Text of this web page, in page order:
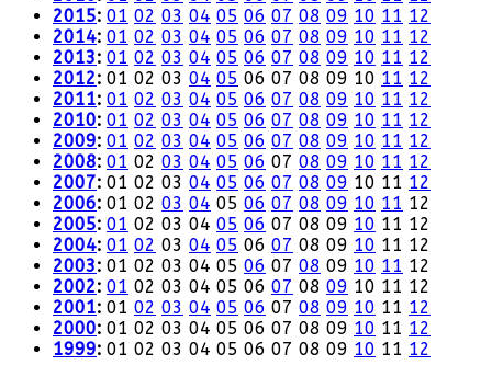
2015: 01 02 03 04 05 06 07 08 09 10 11 12
2014: 01 02 03 04 05 06 07 08 09 10 11 12
2013: 01 02 03 04 05 06 07 08 09 10 11 12
2012: 01 02 03 04 05 06 07 08 09 10 11 12
2011: 01 02 03 04 05 06 07 08 09 10 11 12
2010: 01 02 03 04 05 06 07 08 09 10 11 12
2009: 01 02 03 04 05 06 07 08 09 10 11 12
2008: 01 02 03 04 05 06 07 08 09 10 11 12
2007: 01 02 03 04 05 06 07 08 09 10 11 12
2006: 01 02 03 04 05 06 07 08 09 10 11 12
2005: 01 02 03 04 05 06 07 08 09 10 11 12
2004: 01 02 03 04 05 06 07 08 09 10 11 12
2003: 01 02 03 04 05 06 07 08 09 10 11 12
2002: 01 02 03 04 05 06 07 08 09 10 11 12
2001: 01 02 03 04 05 06 07 08 09 10 11 12
2000: 01 02 03 04 05 06 07 08 09 10 11 12
1999: 01 02 03 04 05 06 07 08 09 10 11 12